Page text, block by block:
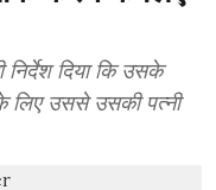
दिया कि उसके
लिए उससे उसकी पत्नी